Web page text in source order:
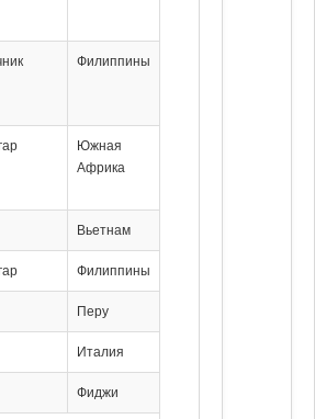
Филиппины
Южная
Африка
Вьетнам
Филиппины
Перу
Италия
Фиджи